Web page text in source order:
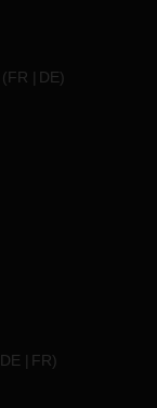
(FR DE)
DE FR)